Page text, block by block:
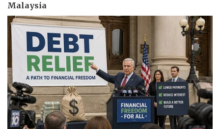
Doanh nghiệp
Thông tin doanh nghiệp
Doanh nghiệp 24h
Doanh nhân
Vì cộng đồng
Công nghệ
Sành điệu
Tin Công nghệ
Trải nghiệm
Chuyển đổi số